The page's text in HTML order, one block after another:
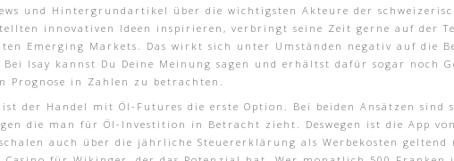
und Hintergrundartikel über die wichtigsten Akteure der
innovativen Ideen inspirieren, verbringt seine Zeit gerne auf der
Emerging Markets. Das wirkt sich unter Umständen negativ auf die
Isay kannst Du Deine Meinung sagen und erhältst dafür sogar noch
Prognose in Zahlen zu betrachten.
der Handel mit Öl-Futures die erste Option. Bei beiden Ansätzen sind
die man für Öl-Investition in Betracht zieht. Deswegen ist die App
auch über die jährliche Steuererklärung als Werbekosten geltend